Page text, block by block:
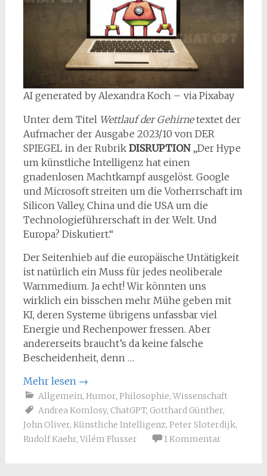
AI generated by Alexandra Koch – via Pixabay
Unter dem Titel Wettlauf der Gehirnetextet der
Aufmacher der Ausgabe 2023/10 von DER
SPIEGEL in der Rubrik DISRUPTION „Der Hype
um künstliche Intelligenz hat einen
gnadenlosen Machtkampf ausgelöst. Google
und Microsoft streiten um die Vorherrschaft im
Silicon Valley, China und die USA um die
Technologieführerschaft in der Welt. Und
Europa? Diskutiert.“
Der Seitenhieb auf die europäische Untätigkeit
ist natürlich ein Muss für jedes neoliberale
Warnmedium. Ja echt! Wir könnten uns
wirklich ein bisschen mehr Mühe geben mit
KI, deren Systeme übrigens unfassbar viel
Energie und Rechenpower fressen. Aber
andererseits braucht’s da keine falsche
Bescheidenheit, denn …
Mehr lesen →
Allgemein, Humor, Philosophie, Wissenschaft
Andrea Komlosy, ChatGPT, Gotthard Günther,
John Oliver, Künstliche Intelligenz, Peter Sloterdijk,
Rudolf Kaehr, Vilém Flusser 1 Kommentar